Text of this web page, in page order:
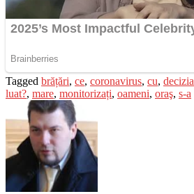
Tagged brățări, ce, coronavirus, cu, decizia
luat?, mare, monitorizați, oameni, oraş, s-a